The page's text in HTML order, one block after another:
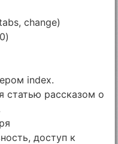
change)
index.
статью рассказом о
доступ к